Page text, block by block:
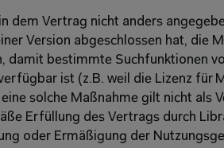
dem Vertrag nicht anders
Version abgeschlossen hat, die
damit bestimmte Suchfunktionen
ist (z.B. weil die Lizenz für
solche Maßnahme gilt nicht als
Erfüllung des Vertrags durch
oder Ermäßigung der